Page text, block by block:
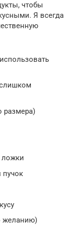
чтобы
Я всегда
размера)
ложки
пучок
желанию)